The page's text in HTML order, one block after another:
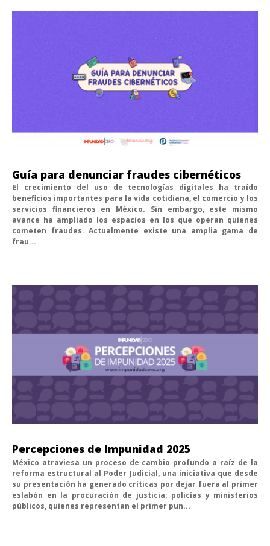
Guía para denunciar fraudes cibernéticos
El crecimiento del uso de tecnologías digitales ha traído
beneficios importantes para la vida cotidiana, el comercio y los
servicios financieros en México. Sin embargo, este mismo
avance ha ampliado los espacios en los que operan quienes
cometen fraudes. Actualmente existe una amplia gama de
frau...
Percepciones de Impunidad 2025
México atraviesa un proceso de cambio profundo a raíz de la
reforma estructural al Poder Judicial, una iniciativa que desde
su presentación ha generado críticas por dejar fuera al primer
eslabón en la procuración de justicia: policías y ministerios
públicos, quienes representan el primer pun...